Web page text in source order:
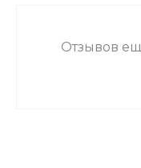
Отзывов